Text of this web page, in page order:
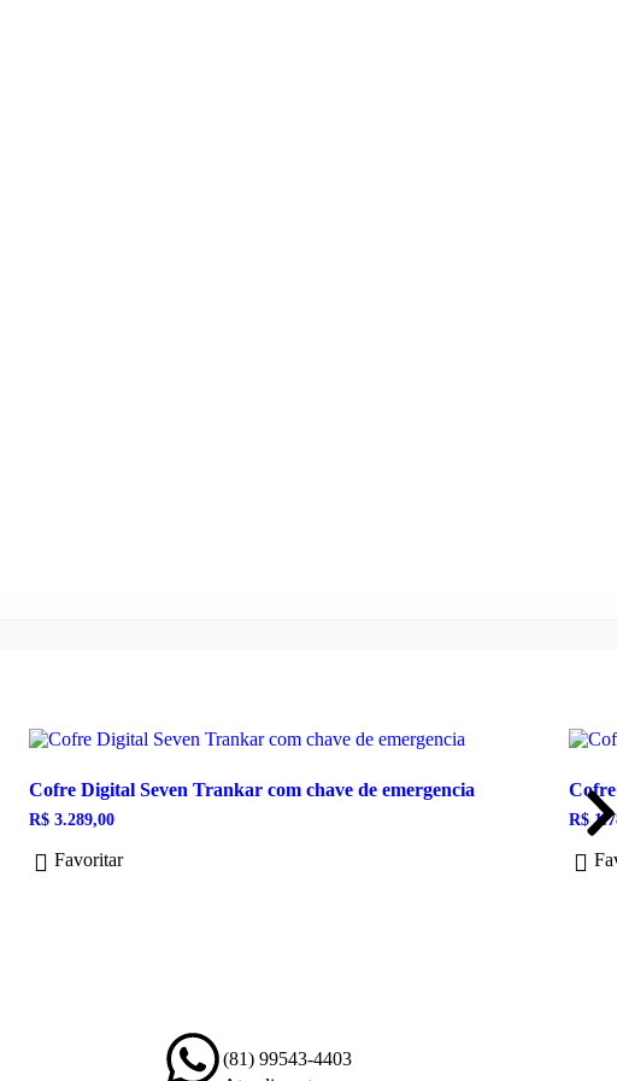
Cofre Digital Seven Trankar com chave de emergencia
R$ 3.289,00
Favoritar
R$
(81) 99543-4403